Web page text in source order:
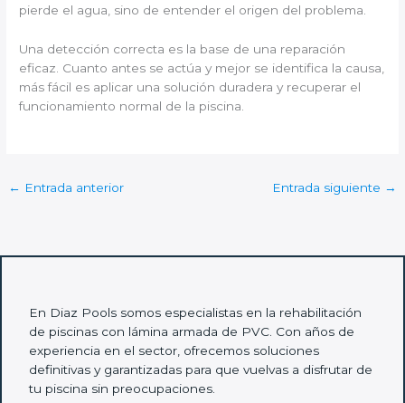
pierde el agua, sino de entender el origen del problema.
Una detección correcta es la base de una reparación
eficaz. Cuanto antes se actúa y mejor se identifica la causa,
más fácil es aplicar una solución duradera y recuperar el
funcionamiento normal de la piscina.
← Entrada anterior Entrada siguiente →
En Diaz Pools somos especialistas en la rehabilitación
de piscinas con lámina armada de PVC. Con años de
experiencia en el sector, ofrecemos soluciones
definitivas y garantizadas para que vuelvas a disfrutar de
tu piscina sin preocupaciones.